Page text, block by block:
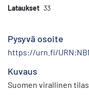
Lataukset 33
Pysyvä osoite
https://urn.fi/
Kuvaus
Suomen virallinen